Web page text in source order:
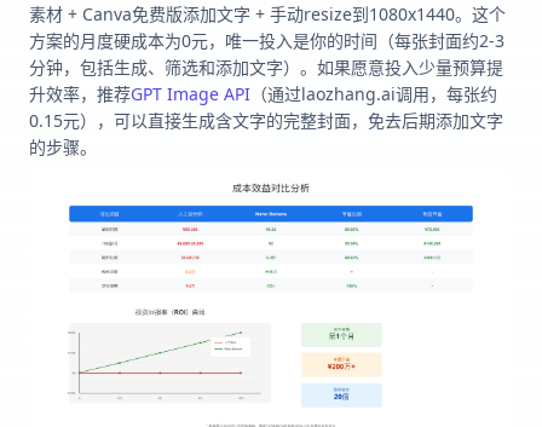
素材 + Canva免费版添加文字 + 手动resize到1080x1440。这个
方案的月度硬成本为0元，唯一投入是你的时间（每张封面约2-3
分钟，包括生成、筛选和添加文字）。如果愿意投入少量预算提
升效率，推荐GPT Image API （通过laozhang.ai调用，每张约
0.15元），可以直接生成含文字的完整封面，免去后期添加文字
的步骤。